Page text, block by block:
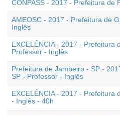
CONPASS - 2017 - Prefeitura de
AMEOSC - 2017 - Prefeitura de
Inglês
EXCELÊNCIA - 2017 - Prefeitura
Professor - Inglês
Prefeitura de Jambeiro - SP -
SP - Professor - Inglês
EXCELÊNCIA - 2017 - Prefeitura
- Inglês - 40h